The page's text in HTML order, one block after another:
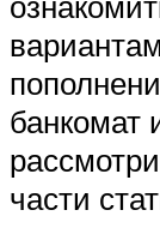
банкомат
части